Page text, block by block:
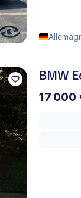
BMW
17 000